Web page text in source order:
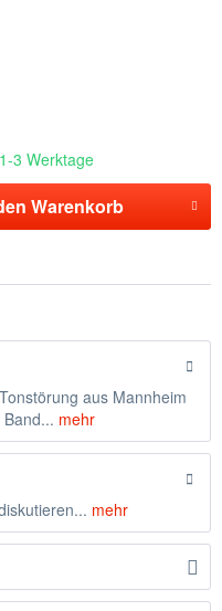
3 Werktage
Warenkorb
aus Mannheim
mehr
mehr